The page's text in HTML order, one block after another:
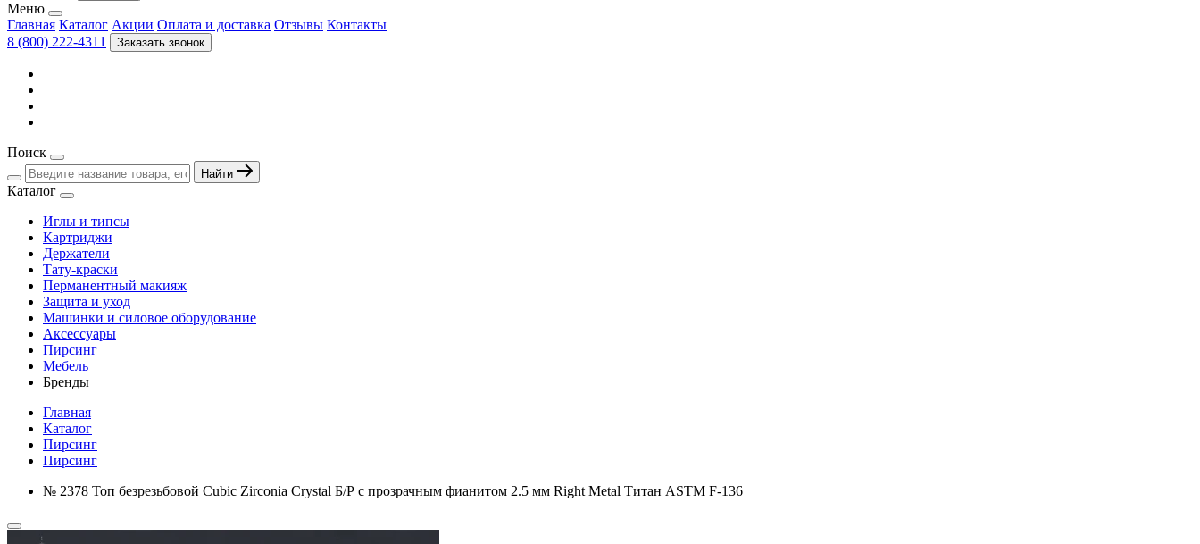
Меню
Главная Каталог Акции Оплата и доставка Отзывы Контакты
8 (800) 222-4311
Заказать звонок
Поиск
Найти
Каталог
Иглы и типсы
Картриджи
Держатели
Тату-краски
Перманентный макияж
Защита и уход
Машинки и силовое оборудование
Аксессуары
Пирсинг
Мебель
Бренды
Главная
Каталог
Пирсинг
Пирсинг
№ 2378 Топ безрезьбовой Cubic Zirconia Crystal Б/Р с прозрачным фианитом 2.5 мм Right Metal Титан ASTM F-136